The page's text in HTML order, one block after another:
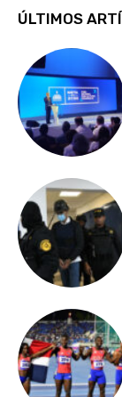
ÚLTIMOS